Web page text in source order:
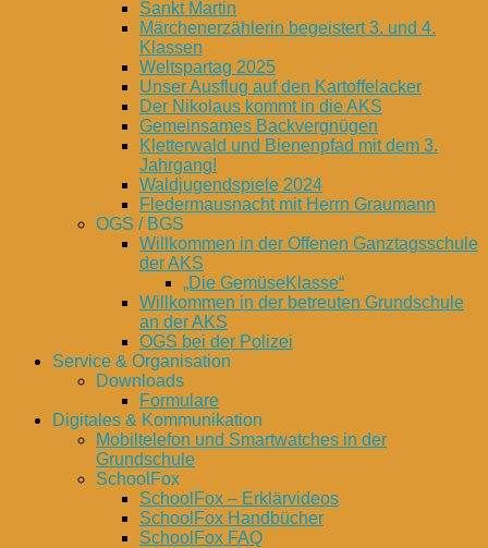
Sankt Martin
Märchenerzählerin begeistert 3. und 4.
Klassen
Weltspartag 2025
Unser Ausflug auf den Kartoffelacker
Der Nikolaus kommt in die AKS
Gemeinsames Backvergnügen
Kletterwald und Bienenpfad mit dem 3.
Jahrgang!
Waldjugendspiele 2024
Fledermausnacht mit Herrn Graumann
OGS / BGS
Willkommen in der Offenen Ganztagsschule
der AKS
„Die GemüseKlasse“
Willkommen in der betreuten Grundschule
an der AKS
OGS bei der Polizei
Service & Organisation
Downloads
Formulare
Digitales & Kommunikation
Mobiltelefon und Smartwatches in der
Grundschule
SchoolFox
SchoolFox – Erklärvideos
SchoolFox Handbücher
SchoolFox FAQ